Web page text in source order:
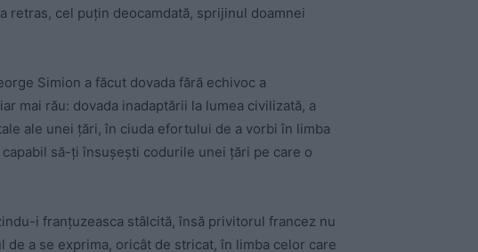
retras, cel puțin deocamdată, sprijinul doamnei
Simion a făcut dovada fără echivoc a
mai rău: dovada inadaptării la lumea civilizată, a
ale unei țări, în ciuda efortului de a vorbi în limba
să-ți însușești codurile unei țări pe care o
i franțuzeasca stâlcită, însă privitorul francez nu
a se exprima, oricât de stricat, în limba celor care